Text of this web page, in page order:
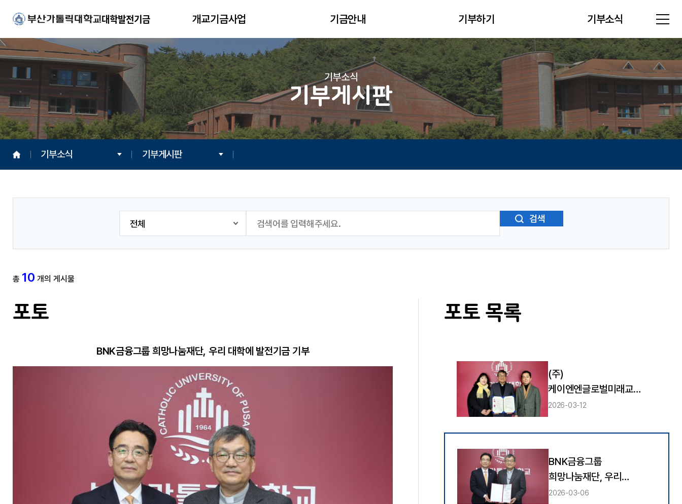
대학발전기금 개교기금사업 기금안내 기부하기 기부소식
기부소식
기부게시판
기부소식 기부게시판
검색
총 10 개의 게시물
포토
BNK금융그룹 희망나눔재단, 우리 대학에 발전기금 기부
포토 목록
(주)
케이엔엔글로벌미래교육
원, 우리 대학에 매월
약정
2026-03-12
BNK금융그룹
희망나눔재단, 우리
대학에 발전기금 기부
2026-03-06